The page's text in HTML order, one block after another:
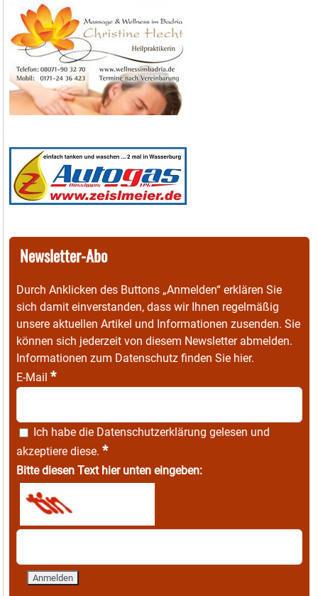
Newsletter-Abo
Durch Anklicken des Buttons „Anmelden“ erklären Sie
sich damit einverstanden, dass wir Ihnen regelmäßig
unsere aktuellen Artikel und Informationen zusenden. Sie
können sich jederzeit von diesem Newsletter abmelden.
Informationen zum Datenschutz finden Sie hier.
E-Mail *
Ich habe die Datenschutzerklärung gelesen und
akzeptiere diese. *
Bitte diesen Text hier unten eingeben: